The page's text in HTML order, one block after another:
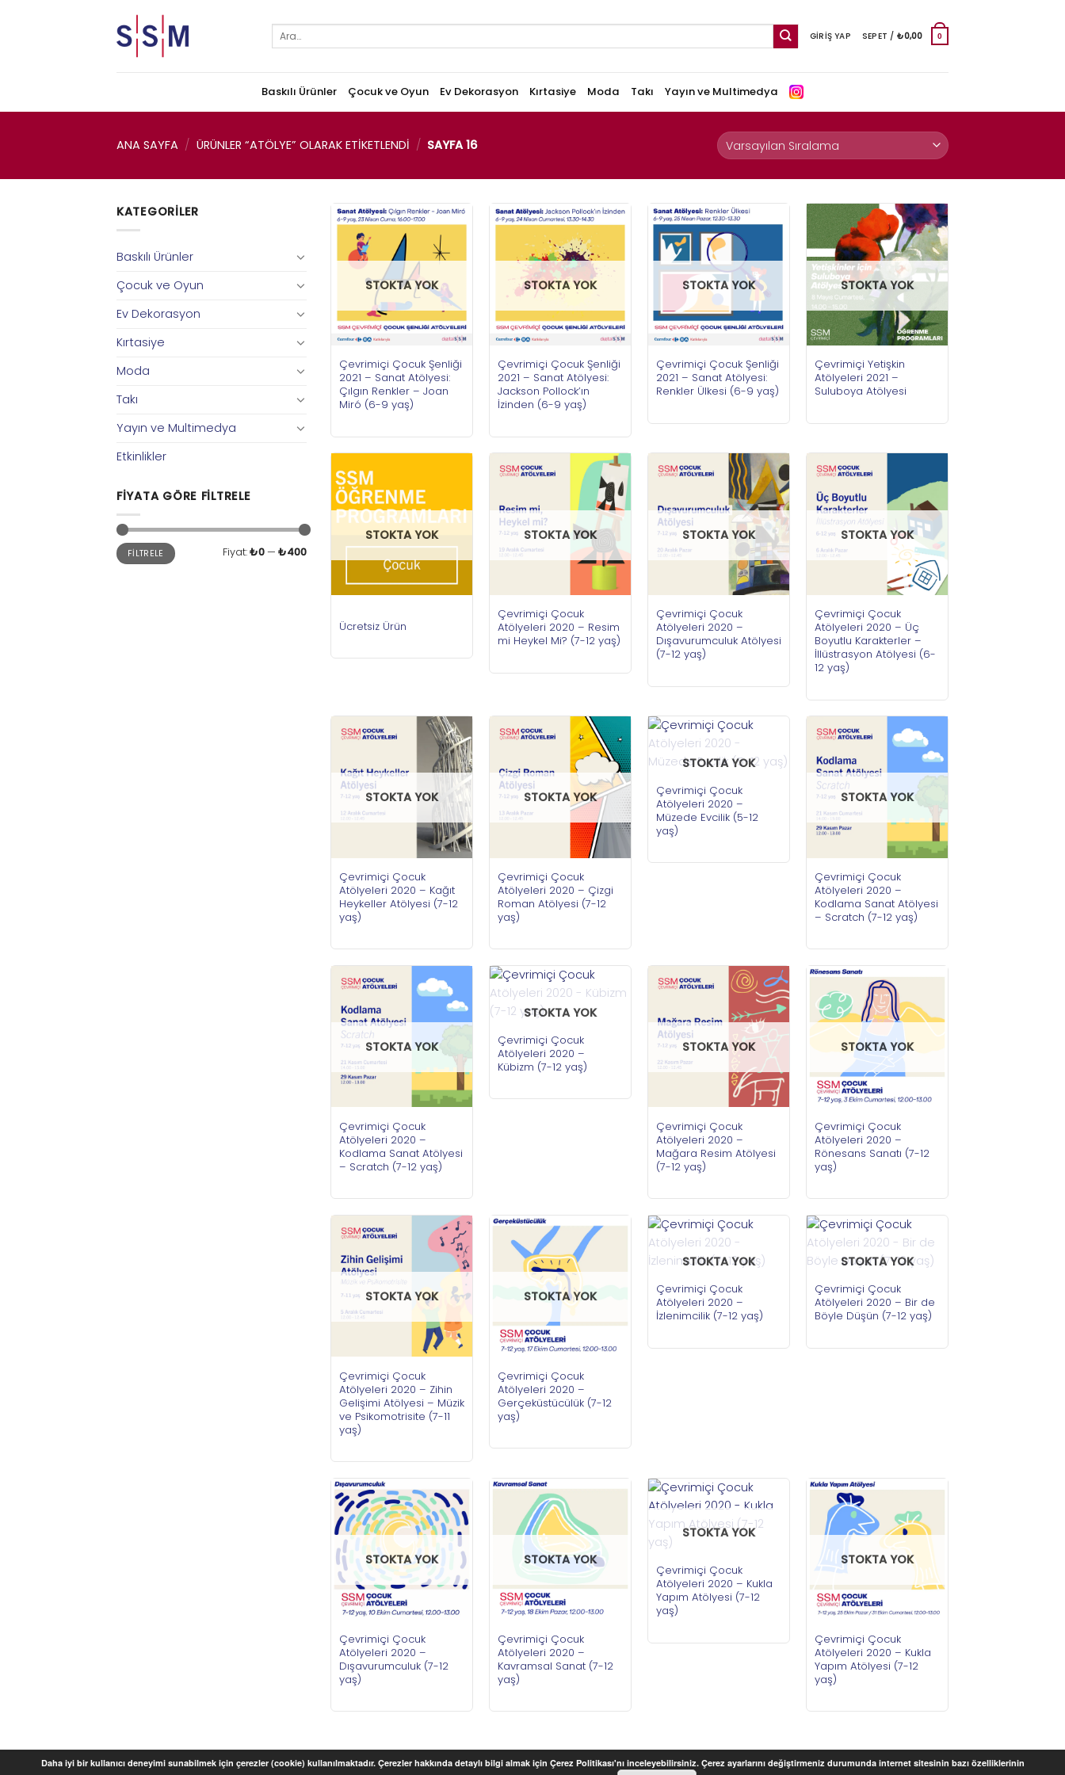
Ara:
GIRIŞ YAP SEPET / ₺0,00 0
Baskılı Ürünler Çocuk ve Oyun Ev Dekorasyon Kırtasiye Moda Takı Yayın ve Multimedya
ANA SAYFA / ÜRÜNLER “ATÖLYE” OLARAK ETIKETLENDI / SAYFA 16
KATEGORILER
Baskılı Ürünler
Çocuk ve Oyun
Ev Dekorasyon
Kırtasiye
Moda
Takı
Yayın ve Multimedya
Etkinlikler
FIYATA GÖRE FILTRELE
En
düşük
fiyat
En
yüksek
fiyat
FILTRELE Fiyat:₺0— ₺400
STOKTA YOK
Çevrimiçi Çocuk Şenliği
2021 – Sanat Atölyesi:
Çılgın Renkler – Joan
Miró (6-9 yaş)
STOKTA YOK
Çevrimiçi Çocuk Şenliği
2021 – Sanat Atölyesi:
Jackson Pollock’ın
İzinden (6-9 yaş)
STOKTA YOK
Çevrimiçi Çocuk Şenliği
2021 – Sanat Atölyesi:
Renkler Ülkesi (6-9 yaş)
STOKTA YOK
Çevrimiçi Yetişkin
Atölyeleri 2021 –
Suluboya Atölyesi
STOKTA YOK
Ücretsiz Ürün
STOKTA YOK
Çevrimiçi Çocuk
Atölyeleri 2020 – Resim
mi Heykel Mi? (7-12 yaş)
STOKTA YOK
Çevrimiçi Çocuk
Atölyeleri 2020 –
Dışavurumculuk Atölyesi
(7-12 yaş)
STOKTA YOK
Çevrimiçi Çocuk
Atölyeleri 2020 – Üç
Boyutlu Karakterler –
İllüstrasyon Atölyesi (6-
12 yaş)
STOKTA YOK
Çevrimiçi Çocuk
Atölyeleri 2020 – Kağıt
Heykeller Atölyesi (7-12
yaş)
STOKTA YOK
Çevrimiçi Çocuk
Atölyeleri 2020 – Çizgi
Roman Atölyesi (7-12
yaş)
STOKTA YOK
Çevrimiçi Çocuk
Atölyeleri 2020 –
Müzede Evcilik (5-12
yaş)
STOKTA YOK
Çevrimiçi Çocuk
Atölyeleri 2020 –
Kodlama Sanat Atölyesi
– Scratch (7-12 yaş)
STOKTA YOK
Çevrimiçi Çocuk
Atölyeleri 2020 –
Kodlama Sanat Atölyesi
– Scratch (7-12 yaş)
STOKTA YOK
Çevrimiçi Çocuk
Atölyeleri 2020 –
Kübizm (7-12 yaş)
STOKTA YOK
Çevrimiçi Çocuk
Atölyeleri 2020 –
Mağara Resim Atölyesi
(7-12 yaş)
STOKTA YOK
Çevrimiçi Çocuk
Atölyeleri 2020 –
Rönesans Sanatı (7-12
yaş)
STOKTA YOK
Çevrimiçi Çocuk
Atölyeleri 2020 – Zihin
Gelişimi Atölyesi – Müzik
ve Psikomotrisite (7-11
yaş)
STOKTA YOK
Çevrimiçi Çocuk
Atölyeleri 2020 –
Gerçeküstücülük (7-12
yaş)
STOKTA YOK
Çevrimiçi Çocuk
Atölyeleri 2020 –
İzlenimcilik (7-12 yaş)
STOKTA YOK
Çevrimiçi Çocuk
Atölyeleri 2020 – Bir de
Böyle Düşün (7-12 yaş)
STOKTA YOK
Çevrimiçi Çocuk
Atölyeleri 2020 –
Dışavurumculuk (7-12
yaş)
STOKTA YOK
Çevrimiçi Çocuk
Atölyeleri 2020 –
Kavramsal Sanat (7-12
yaş)
STOKTA YOK
Çevrimiçi Çocuk
Atölyeleri 2020 – Kukla
Yapım Atölyesi (7-12
yaş)
STOKTA YOK
Çevrimiçi Çocuk
Atölyeleri 2020 – Kukla
Yapım Atölyesi (7-12
yaş)
Daha iyi bir kullanıcı deneyimi sunabilmek için çerezler (cookie) kullanılmaktadır. Çerezler hakkında detaylı bilgi almak için Çerez Politikası'nı inceleyebilirsiniz. Çerez ayarlarını değiştirmeniz durumunda internet sitesinin bazı özelliklerinin